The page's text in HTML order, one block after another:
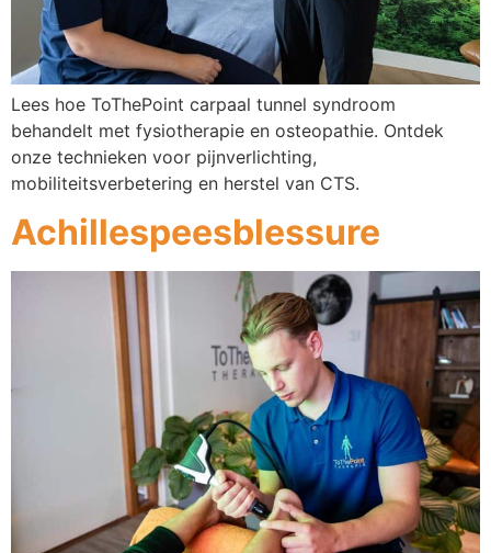
Lees hoe ToThePoint carpaal tunnel syndroom
behandelt met fysiotherapie en osteopathie. Ontdek
onze technieken voor pijnverlichting,
mobiliteitsverbetering en herstel van CTS.
Achillespeesblessure